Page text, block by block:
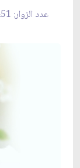
عدد الزوار: 1451